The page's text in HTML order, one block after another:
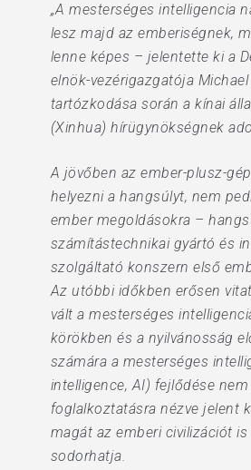
„A mesterséges intelligencia
lesz majd az emberiségnek,
lenne képes – jelentette ki a
elnök-vezérigazgatója
tartózkodása során a kínai
(Xinhua) hírügynökségnek
A jövőben az ember-plusz-
helyezni a hangsúlyt, nem
ember megoldásokra –
számítástechnikai gyártó és
szolgáltató konszern első
Az utóbbi időkben erősen
vált a mesterséges
körökben és a nyilvánosság
számára a mesterséges
intelligence, AI) fejlődése
foglalkoztatásra nézve jelent
magát az emberi civilizációt is
sodorhatja.